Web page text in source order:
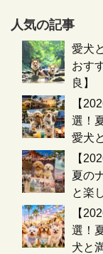
人気の記事
愛犬
おす
良】
【
選！
愛犬
【
夏の
と楽
【
選！
犬と